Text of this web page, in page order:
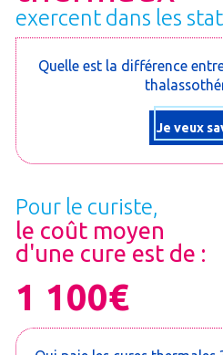
exercent dans les
Quelle est la différence
Je veux
Pour le curiste,
le coût moyen
d'une cure est de :
1 100€